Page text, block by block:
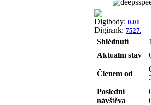
Digibody: 0.01
Digirank: 7527.
Shlédnutí
Aktuální stav
Členem od
Poslední
návštěva